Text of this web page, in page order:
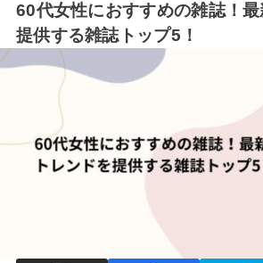
60代女性におすすめの雑誌！
提供する雑誌トップ5！